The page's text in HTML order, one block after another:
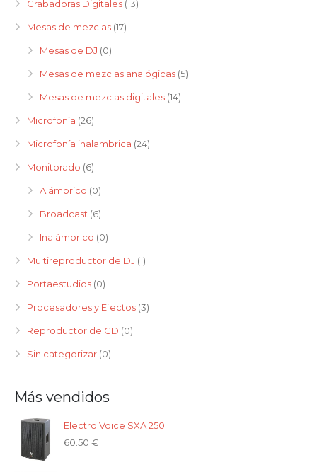
Grabadoras Digitales (13)
Mesas de mezclas (17)
Mesas de DJ (0)
Mesas de mezclas analógicas (5)
Mesas de mezclas digitales (14)
Microfonía (26)
Microfonía inalambrica (24)
Monitorado (6)
Alámbrico (0)
Broadcast (6)
Inalámbrico (0)
Multireproductor de DJ (1)
Portaestudios (0)
Procesadores y Efectos (3)
Reproductor de CD (0)
Sin categorizar (0)
Más vendidos
Electro Voice SXA 250
60.50 €